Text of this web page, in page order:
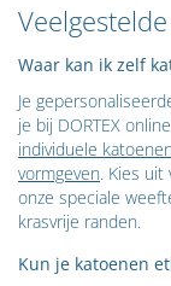
Waar kan ik zelf
Je
je bij DORTEX
individuele
vormgeven. Kies uit
onze speciale
krasvrije randen.
Kun je katoenen